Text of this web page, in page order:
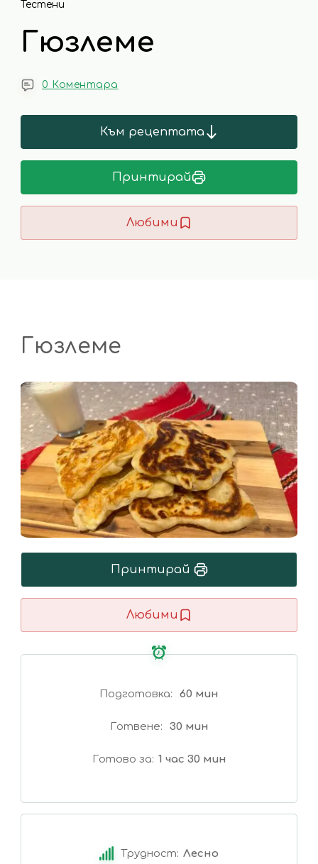
Тестени
Гюзлеме
0 Коментара
Към рецептата
Принтирай
Любими
Гюзлеме
Принтирай
Любими
Подготовка 60 мин
Готвене 30 мин
Готово за 1 час 30 мин
Трудност: Лесно